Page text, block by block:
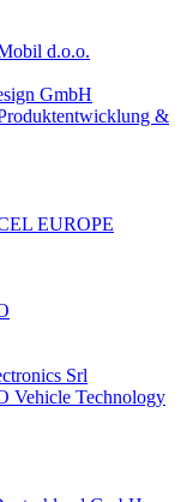
d.o.o.
GmbH
&
EUROPE
Srl
Vehicle Technology